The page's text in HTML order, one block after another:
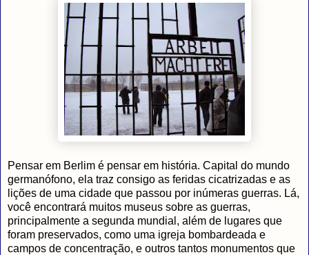
Pensar em Berlim é pensar em história. Capital do mundo
germanófono, ela traz consigo as feridas cicatrizadas e as
lições de uma cidade que passou por inúmeras guerras. Lá,
você encontrará muitos museus sobre as guerras,
principalmente a segunda mundial, além de lugares que
foram preservados, como uma igreja bombardeada e
campos de concentração, e outros tantos monumentos que